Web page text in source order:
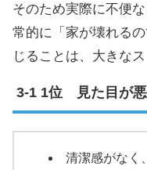
そのため実際に不便
常的に「家が壊れる
じることは、大きな
1位 見た目が
清潔感がなく